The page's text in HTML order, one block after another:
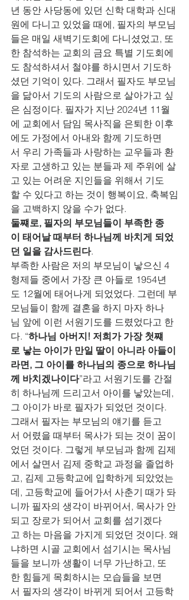
년 동안 사당동에 있던 신학 대학과 신대
원에 다니고 있었을 때에, 필자의 부모님
들은 매일 새벽기도회에 다니셨었고, 또
한 참석하는 교회의 금요 특별 기도회에
도 참석하셔서 철야를 하시면서 기도하
셨던 기억이 있다. 그래서 필자도 부모님
을 닮아서 기도의 사람으로 살아가고 싶
은 심정이다. 필자가 지난 2024년 11월
에 교회에서 담임 목사직을 은퇴한 이후
에도 가정에서 아내와 함께 기도하면
서 우리 가족들과 사랑하는 교우들과 환
자로 고생하고 있는 분들과 제 주위에 살
고 있는 어려운 지인들을 위해서 기도
할 수 있다고 하는 것이 행복이요, 축복임
을 고백하지 않을 수가 없다.
둘쨰로, 필자의 부모님들이 부족한 종
이 태어날 때부터 하나님께 바치게 되었
던 일을 감사드린다.
부족한 사람은 저의 부모님이 낳으신 4
형제들 중에서 가장 큰 아들로 1954년
도 12월에 태어나게 되었었다. 그런데 부
모님들이 함께 결혼을 하지 마자 하나
님 앞에 이런 서원기도를 드렸었다고 한
다. “하나님 아버지! 저희가 가장 첫쨰
로 낳는 아이가 만일 딸이 아니라 아들이
라면, 그 아이를 하나님의 종으로 하나님
께 바치겠나이다”라고 서원기도를 간절
히 하나님께 드리고서 아이를 낳았는데,
그 아이가 바로 필자가 되었던 것이다.
그래서 필자는 부모님의 얘기를 듣고
서 어렸을 때부터 목사가 되는 것이 꿈이
었던 것이다. 그렇게 부모님과 함께 김제
에서 살면서 김제 중학교 과정을 졸업하
고, 김제 고등학교에 입학하게 되았었는
데, 고등학교에 들어가서 사춘기 때가 돠
니까 필자의 생각이 바뀌어서, 목사가 안
되고 장로가 되어서 교회를 섬기겠다
고 하는 마음을 가지게 되었던 것이다. 왜
냐하면 시골 교회에서 섬기시는 목사님
들을 보니까 생활이 너무 가난하고, 또
한 힘들게 목회하시는 모습들을 보면
서 필자의 생각이 바뀌게 되어서 고등학